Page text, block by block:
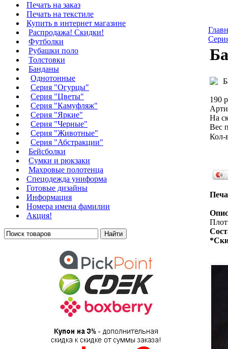
Печать на заказ
Печать на текстиле
Купить в интернет магазине
Распродажа! Скидки!
Футболки
Рубашки поло
Толстовки
Банданы
Однотонные
Серия "Огурцы"
Серия "Цветы"
Серия "Камуфляж"
Серия "Яркие"
Серия "Черные"
Серия "Животные"
Серия "Абстракции"
Бейсболки
Сумки и рюкзаки
Махровые полотенца
Cпецодежда униформа
Готовые дизайны
Информация
Номера имена фамилии
Акция!
190
На
Вес
Кол-